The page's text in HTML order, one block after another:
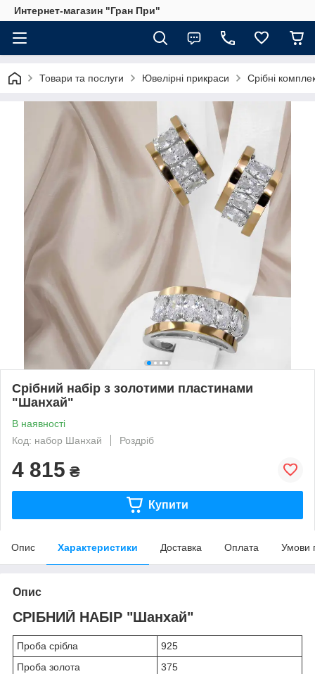
Интернет-магазин "Гран При"
Товари та послуги Ювелірні прикраси Срібні
Срібний набір з золотими пластинами
"Шанхай"
В наявності
Код: набор Шанхай
Роздріб
4 815 ₴
Купити
Опис Характеристики Доставка Оплата Умови
Опис
СРІБНИЙ НАБІР "Шанхай"
Проба срібла
925
Проба золота
375